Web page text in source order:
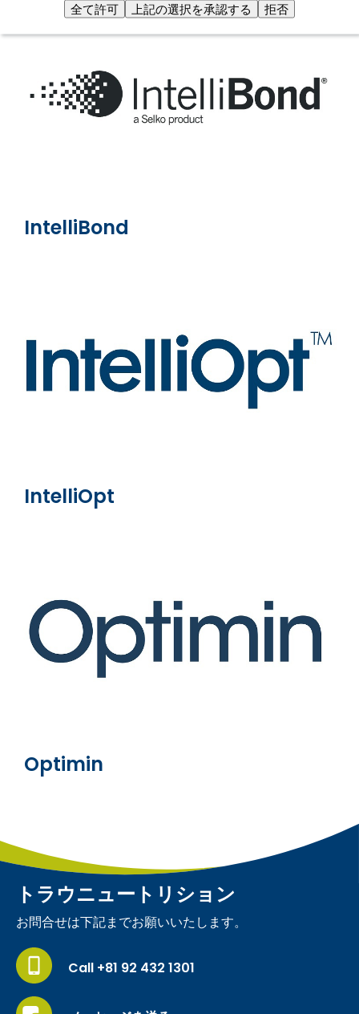
全て許可 上記の選択を承認する 拒否
IntelliBond
IntelliOpt
Optimin
トラウニュートリション
お問合せは下記までお願いいたします。
Call +81 92 432 1301